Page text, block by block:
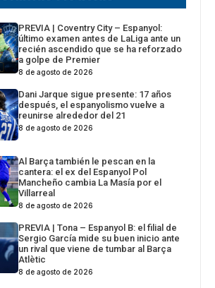
PREVIA | Coventry City – Espanyol:
último examen antes de LaLiga ante un
recién ascendido que se ha reforzado
a golpe de Premier
8 de agosto de 2026
Dani Jarque sigue presente: 17 años
después, el espanyolismo vuelve a
reunirse alrededor del 21
8 de agosto de 2026
Al Barça también le pescan en la
cantera: el ex del Espanyol Pol
Mancheño cambia La Masía por el
Villarreal
8 de agosto de 2026
PREVIA | Tona – Espanyol B: el filial de
Sergio García mide su buen inicio ante
un rival que viene de tumbar al Barça
Atlètic
8 de agosto de 2026